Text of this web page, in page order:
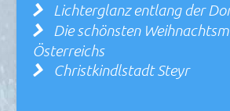
Lichterglanz entlang der
Die schönsten
Österreichs
Christkindlstadt Steyr